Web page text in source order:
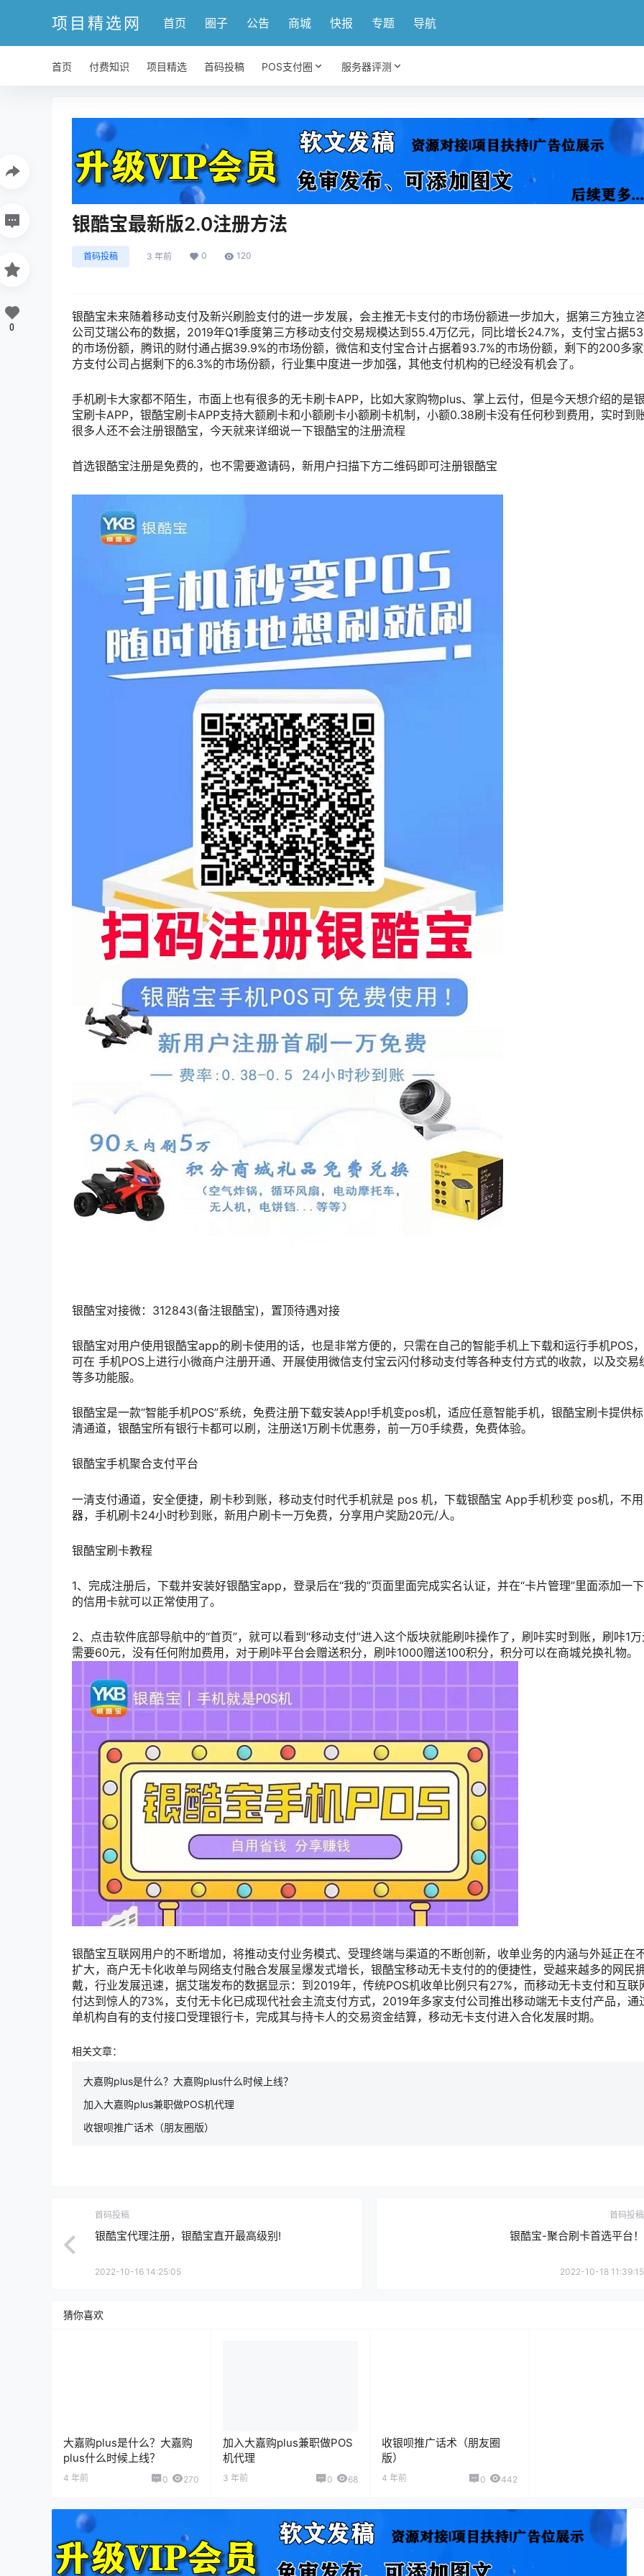
项目精选网 首页 圈子 公告 商城 快报 专题 导航
首页 付费知识 项目精选 首码投稿 POS支付圈 服务器评测
银酷宝最新版2.0注册方法
首码投稿 3 年前 0 120
银酷宝未来随着移动支付及新兴刷脸支付的进一步发展，会主推无卡支付的市场份额进一步加大，据第三方独立
公司艾瑞公布的数据，2019年Q1季度第三方移动支付交易规模达到55.4万亿元，同比增长24.7%，支付宝占据
的市场份额，腾讯的财付通占据39.9%的市场份额，微信和支付宝合计占据着93.7%的市场份额，剩下的200多
方支付公司占据剩下的6.3%的市场份额，行业集中度进一步加强，其他支付机构的已经没有机会了。
手机刷卡大家都不陌生，市面上也有很多的无卡刷卡APP，比如大家购物plus、掌上云付，但是今天想介绍的是
宝刷卡APP，银酷宝刷卡APP支持大额刷卡和小额刷卡小额刷卡机制，小额0.38刷卡没有任何秒到费用，实时到
很多人还不会注册银酷宝，今天就来详细说一下银酷宝的注册流程
首选银酷宝注册是免费的，也不需要邀请码，新用户扫描下方二维码即可注册银酷宝
银酷宝对接微：312843(备注银酷宝)，置顶待遇对接
银酷宝对用户使用银酷宝app的刷卡使用的话，也是非常方便的，只需在自己的智能手机上下载和运行手机POS
可在 手机POS上进行小微商户注册开通、开展使用微信支付宝云闪付移动支付等各种支付方式的收款，以及交易
等多功能服。
银酷宝是一款“智能手机POS”系统，免费注册下载安装App!手机变pos机，适应任意智能手机，银酷宝刷卡提供
清通道，银酷宝所有银行卡都可以刷，注册送1万刷卡优惠劵，前一万0手续费，免费体验。
银酷宝手机聚合支付平台
一清支付通道，安全便捷，刷卡秒到账，移动支付时代手机就是 pos 机，下载银酷宝 App手机秒变 pos机，不
器，手机刷卡24小时秒到账，新用户刷卡一万免费，分享用户奖励20元/人。
银酷宝刷卡教程
1、完成注册后，下载并安装好银酷宝app，登录后在“我的”页面里面完成实名认证，并在“卡片管理”里面添加一
的信用卡就可以正常使用了。
2、点击软件底部导航中的“首页”，就可以看到“移动支付”进入这个版块就能刷咔操作了，刷咔实时到账，刷咔1
需要60元，没有任何附加费用，对于刷咔平台会赠送积分，刷咔1000赠送100积分，积分可以在商城兑换礼物。
银酷宝互联网用户的不断增加，将推动支付业务模式、受理终端与渠道的不断创新，收单业务的内涵与外延正在
扩大，商户无卡化收单与网络支付融合发展呈爆发式增长，银酷宝移动无卡支付的的便捷性，受越来越多的网民
戴，行业发展迅速，据艾瑞发布的数据显示：到2019年，传统POS机收单比例只有27%，而移动无卡支付和互联
付达到惊人的73%，支付无卡化已成现代社会主流支付方式，2019年多家支付公司推出移动端无卡支付产品，通
单机构自有的支付接口受理银行卡，完成其与持卡人的交易资金结算，移动无卡支付进入合化发展时期。
相关文章：
大嘉购plus是什么？大嘉购plus什么时候上线？
加入大嘉购plus兼职做POS机代理
收银呗推广话术（朋友圈版）
0
首码投稿
银酷宝代理注册，银酷宝直开最高级别!
2022-10-16 14:25:05
首码投稿
银酷宝-聚合刷卡首选平台！
2022-10-18 11:39:15
猜你喜欢
大嘉购plus是什么？大嘉购
plus什么时候上线？
4 年前 0 270
加入大嘉购plus兼职做POS
机代理
3 年前 0 68
收银呗推广话术（朋友圈
版）
4 年前 0 442